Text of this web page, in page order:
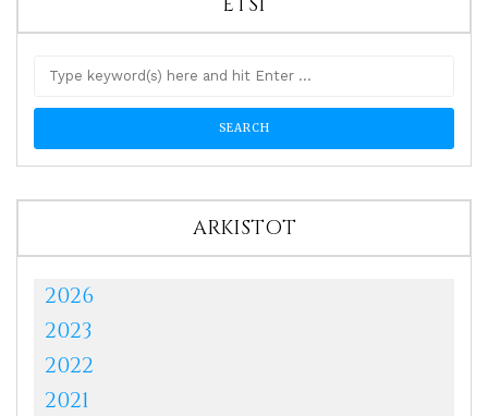
ARKISTOT
2026
2023
2022
2021